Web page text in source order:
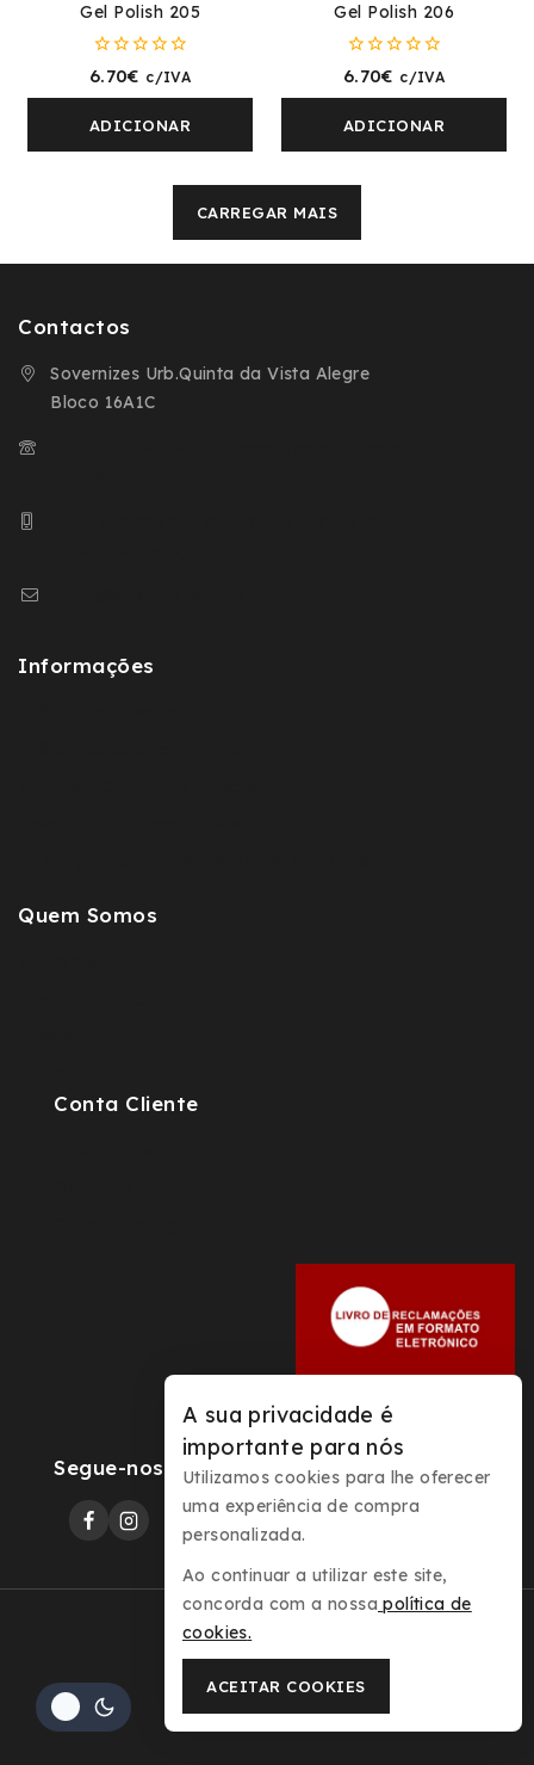
Gel Polish 205
0
5
6.70€ c/IVA
ADICIONAR
Gel Polish 206
0
5
6.70€ c/IVA
ADICIONAR
CARREGAR MAIS
Contactos
Sovernizes Urb.Quinta da Vista Alegre
Bloco 16A1C
Informações
Quem Somos
Conta Cliente
Segue-nos
© 2026 Sovernizes
A sua privacidade é
importante para nós
Utilizamos cookies para lhe oferecer
uma experiência de compra
personalizada.
Ao continuar a utilizar este site,
concorda com a nossa política de
cookies.
ACEITAR COOKIES